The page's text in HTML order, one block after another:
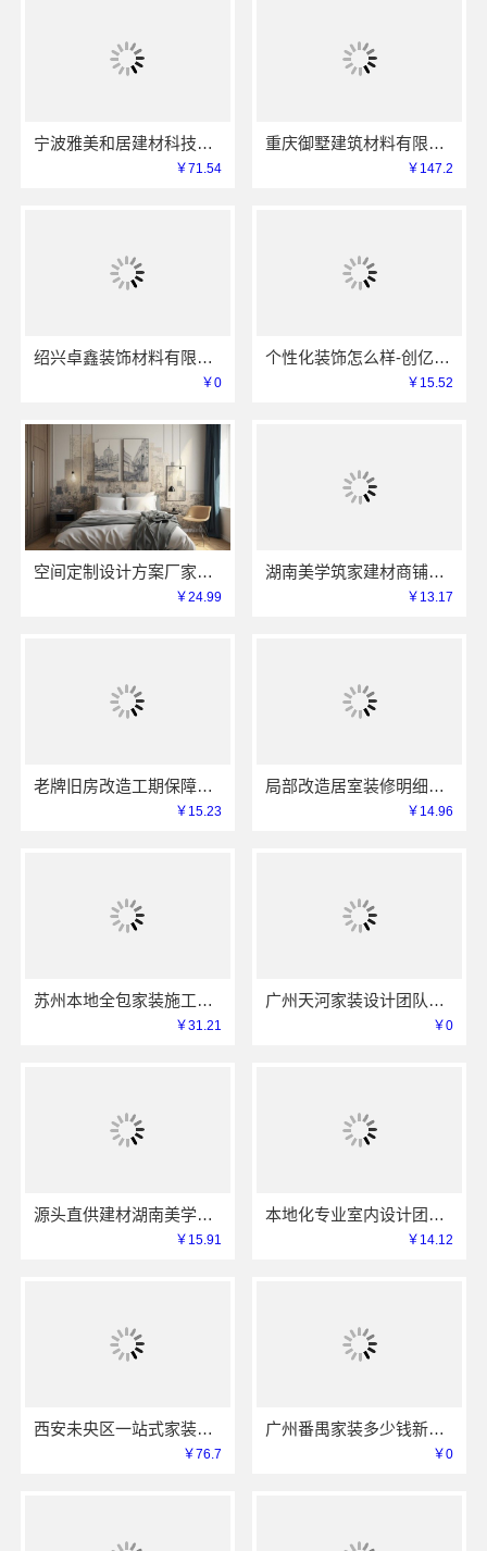
宁波雅美和居建材科技有限公司宁波镇海家装设计合作联系方式
￥71.54
重庆御墅建筑材料有限公司：巴南免拆模板造价预算抗震防风
￥147.2
绍兴卓鑫装饰材料有限公司提供绍兴上虞区精细化全包质量有保障
￥0
个性化装饰怎么样-创亿讯环保新材
￥15.52
空间定制设计方案厂家江西圣匠新型环保材料有限公司
￥24.99
湖南美学筑家建材商铺装修：源头直供建材
￥13.17
老牌旧房改造工期保障小户型服务浙江臻美新型建材有限公司
￥15.23
局部改造居室装修明细报价，海南万赢饰家新型建筑材料有限公司拒绝增项
￥14.96
苏州本地全包家装施工报价新房-苏州百年豪庭新材料有限公司
￥31.21
广州天河家装设计团队拎包入住精匠饰家
￥0
源头直供建材湖南美学筑家公司哪家专业，湖南美学筑家建材口碑推荐
￥15.91
本地化专业室内设计团队省心，嘉兴绿色之家建材科技有限公司
￥14.12
西安未央区一站式家装设计刚需房售后完善-居安天成（西安）建筑工程有限责任公司
￥76.7
广州番禺家装多少钱新房精匠饰家
￥0